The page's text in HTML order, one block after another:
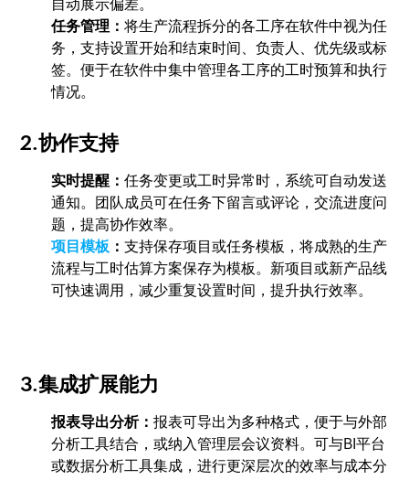
自动展示偏差。
任务管理：将生产流程拆分的各工序在软件中视为任
务，支持设置开始和结束时间、负责人、优先级或标
签。便于在软件中集中管理各工序的工时预算和执行
情况。
2.协作支持
实时提醒：任务变更或工时异常时，系统可自动发送
通知。团队成员可在任务下留言或评论，交流进度问
题，提高协作效率。
项目模板 ：支持保存项目或任务模板，将成熟的生产
流程与工时估算方案保存为模板。新项目或新产品线
可快速调用，减少重复设置时间，提升执行效率。
3.集成扩展能力
报表导出分析：报表可导出为多种格式，便于与外部
分析工具结合，或纳入管理层会议资料。可与BI平台
或数据分析工具集成，进行更深层次的效率与成本分